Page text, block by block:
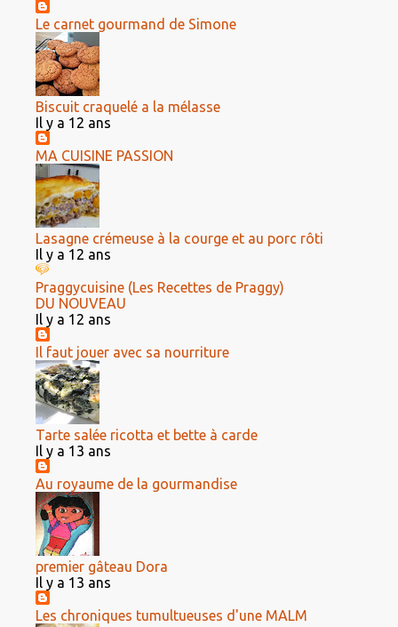
Le carnet gourmand de Simone
Biscuit craquelé a la mélasse
Il y a 12 ans
MA CUISINE PASSION
Lasagne crémeuse à la courge et au porc rôti
Il y a 12 ans
Praggycuisine (Les Recettes de Praggy)
DU NOUVEAU
Il y a 12 ans
Il faut jouer avec sa nourriture
Tarte salée ricotta et bette à carde
Il y a 13 ans
Au royaume de la gourmandise
premier gâteau Dora
Il y a 13 ans
Les chroniques tumultueuses d'une MALM